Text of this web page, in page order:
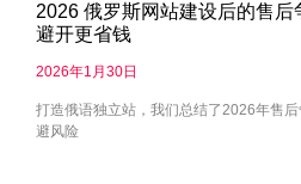
2026 俄罗斯网站建设后的售
避开更省钱
2026年1月30日
打造俄语独立站，我们总结了2026年售
避风险